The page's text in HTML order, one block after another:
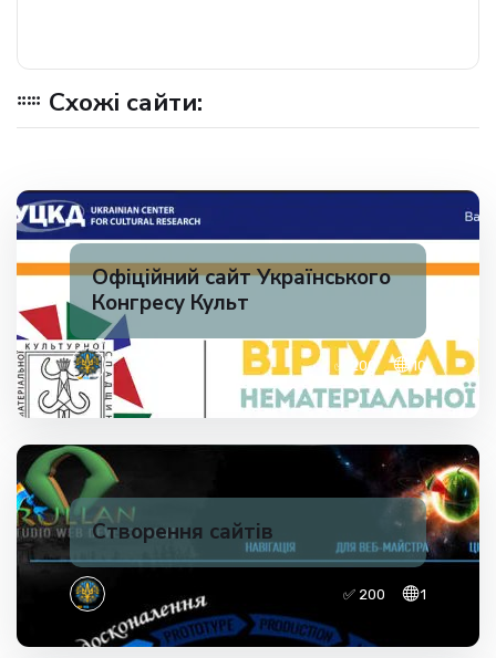
Схожі сайти:
Офіційний сайт Українського
Конгресу Культ
✅ 200 10
Створення сайтів
✅ 200 1